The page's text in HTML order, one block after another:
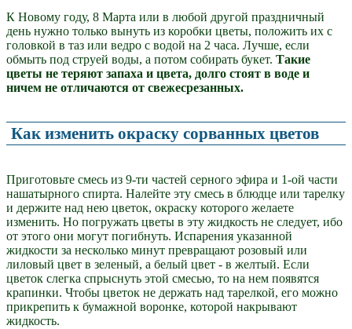
К Новому году, 8 Марта или в любой другой праздничный
день нужно только вынуть из коробки цветы, положить их с
головкой в таз или ведро с водой на 2 часа. Лучше, если
обмыть под струей воды, а потом собирать букет. Такие
цветы не теряют запаха и цвета, долго стоят в воде и
ничем не отличаются от свежесрезанных.
Как изменить окраску сорванных цветов
Приготовьте смесь из 9-ти частей серного эфира и 1-ой части
нашатырного спирта. Налейте эту смесь в блюдце или тарелку
и держите над нею цветок, окраску которого желаете
изменить. Но погружать цветы в эту жидкость не следует, ибо
от этого они могут погибнуть. Испарения указанной
жидкости за несколько минут превращают розовый или
лиловый цвет в зеленый, а белый цвет - в желтый. Если
цветок слегка спрыснуть этой смесью, то на нем появятся
крапинки. Чтобы цветок не держать над тарелкой, его можно
прикрепить к бумажной воронке, которой накрывают
жидкость.